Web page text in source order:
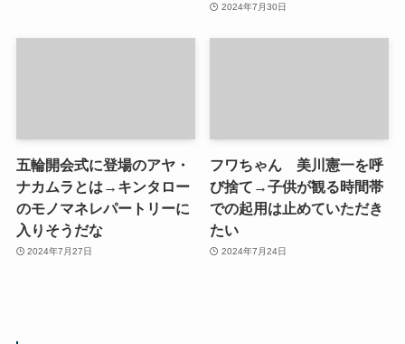
2024年7月30日
五輪開会式に登場のアヤ・
ナカムラとは→キンタロー
のモノマネレパートリーに
入りそうだな
2024年7月27日
フワちゃん 美川憲一を呼
び捨て→子供が観る時間帯
での起用は止めていただき
たい
2024年7月24日